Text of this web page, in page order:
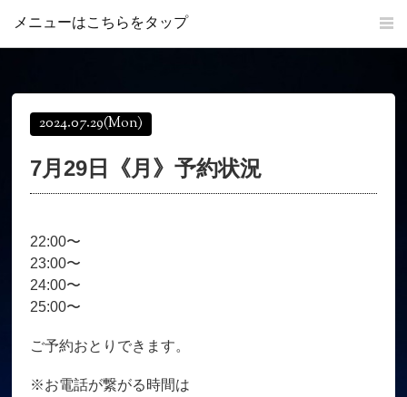
メニューはこちらをタップ
オンラインショップ
育毛コース よくある質問
お客様の声
ご予約＋お問い合わせ
2024.07.29(Mon)
7月29日《月》予約状況
22:00〜
23:00〜
24:00〜
25:00〜
ご予約おとりできます。
※お電話が繋がる時間は